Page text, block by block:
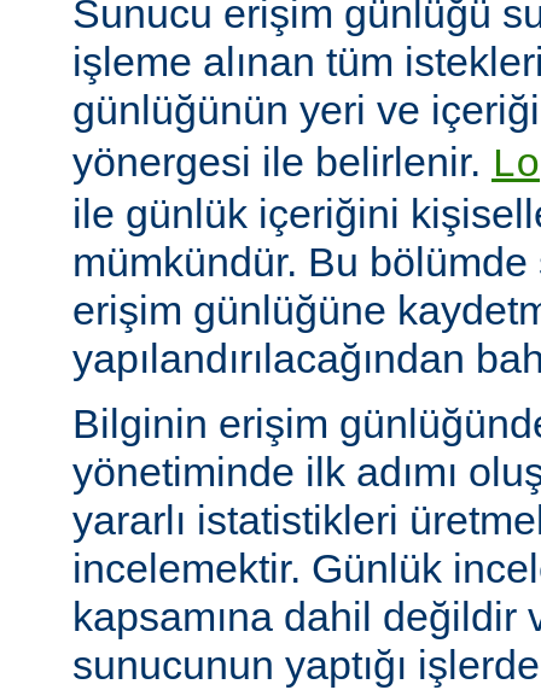
Sunucu erişim günlüğü
işleme alınan tüm
günlüğünün yeri ve
yönergesi ile belirlenir.
ile günlük içeriğini
mümkündür. Bu
erişim günlüğüne
yapılandırılacağından
Bilginin erişim
yönetiminde ilk adımı
yararlı istatistikleri
incelemektir. Günlük
kapsamına dahil değildir
sunucunun yaptığı